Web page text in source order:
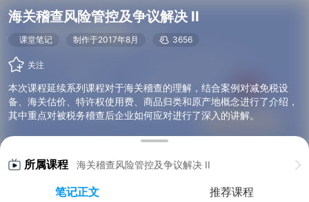
海关稽查风险管控及争议解决 II
课堂笔记 制作于2017年8月 3656
关注
本次课程延续系列课程对于海关稽查的理解，结合案例对减免税设
备、海关估价、特许权使用费、商品归类和原产地概念进行了介绍，
其中重点对被税务稽查后企业如何应对进行了深入的讲解。
所属课程 海关稽查风险管控及争议解决 II
笔记正文 推荐课程